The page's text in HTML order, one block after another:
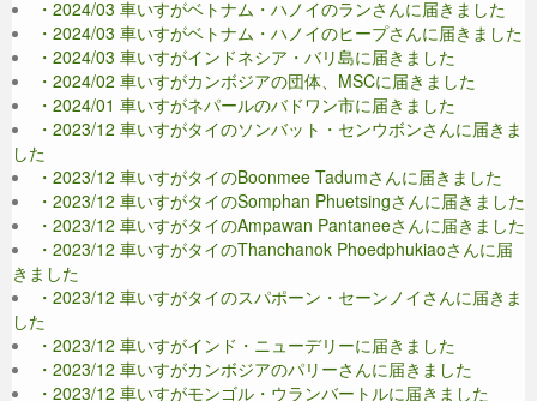
・2024/03 車いすがベトナム・ハノイのランさんに届きました
・2024/03 車いすがベトナム・ハノイのヒープさんに届きました
・2024/03 車いすがインドネシア・バリ島に届きました
・2024/02 車いすがカンボジアの団体、MSCに届きました
・2024/01 車いすがネパールのバドワン市に届きました
・2023/12 車いすがタイのソンバット・センウボンさんに届きま
した
・2023/12 車いすがタイのBoonmee Tadumさんに届きました
・2023/12 車いすがタイのSomphan Phuetsingさんに届きました
・2023/12 車いすがタイのAmpawan Pantaneeさんに届きました
・2023/12 車いすがタイのThanchanok Phoedphukiaoさんに届
きました
・2023/12 車いすがタイのスパポーン・セーンノイさんに届きま
した
・2023/12 車いすがインド・ニューデリーに届きました
・2023/12 車いすがカンボジアのパリーさんに届きました
・2023/12 車いすがモンゴル・ウランバートルに届きました